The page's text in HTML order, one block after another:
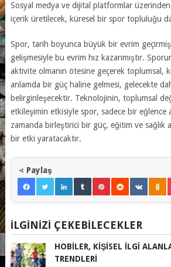
Sosyal medya ve dijital platformlar
içerik üretilecek, küresel bir spor topluluğu
Spor, tarih boyunca büyük bir evrim
gelişmesiyle bu evrim hız kazanmıştır.
aktivite olmanın ötesine geçerek toplumsal,
anlamda bir güç haline gelmesi, gelecekte
belirginleşecektir. Teknolojinin, toplumsal
etkileşimin etkisiyle spor, sadece bir eğlence
zamanda birleştirici bir güç, eğitim ve sağlık
bir etki yaratacaktır.
Paylaş
İLGINIZI ÇEKEBILECEKLER
HOBILER, KIŞISEL İLGI
TRENDLERI